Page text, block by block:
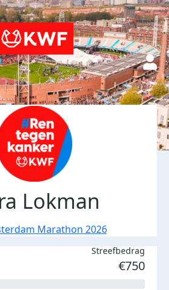
Lokman
Marathon 2026
Streefbedrag
€750